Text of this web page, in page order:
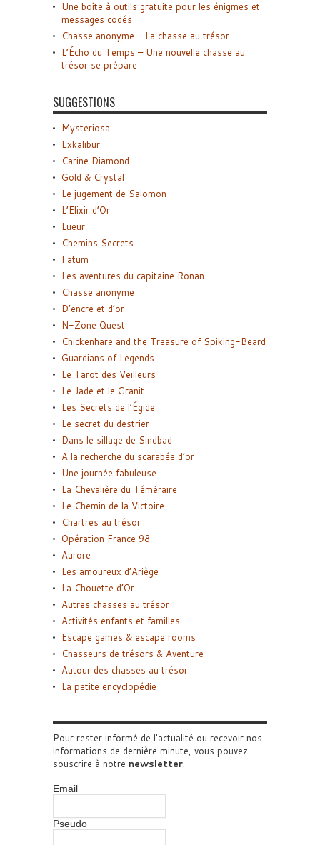
Une boîte à outils gratuite pour les énigmes et
messages codés
Chasse anonyme – La chasse au trésor
L’Écho du Temps – Une nouvelle chasse au
trésor se prépare
SUGGESTIONS
Mysteriosa
Exkalibur
Carine Diamond
Gold & Crystal
Le jugement de Salomon
L’Elixir d’Or
Lueur
Chemins Secrets
Fatum
Les aventures du capitaine Ronan
Chasse anonyme
D’encre et d’or
N-Zone Quest
Chickenhare and the Treasure of Spiking-Beard
Guardians of Legends
Le Tarot des Veilleurs
Le Jade et le Granit
Les Secrets de l’Égide
Le secret du destrier
Dans le sillage de Sindbad
A la recherche du scarabée d’or
Une journée fabuleuse
La Chevalière du Téméraire
Le Chemin de la Victoire
Chartres au trésor
Opération France 98
Aurore
Les amoureux d’Ariège
La Chouette d’Or
Autres chasses au trésor
Activités enfants et familles
Escape games & escape rooms
Chasseurs de trésors & Aventure
Autour des chasses au trésor
La petite encyclopédie
Pour rester informé de l'actualité ou recevoir nos
informations de dernière minute, vous pouvez
souscrire à notre newsletter.
Email
Pseudo